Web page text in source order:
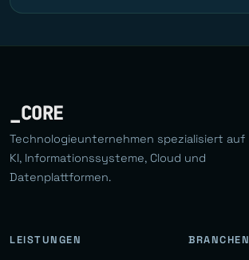
_CORE
Technologieunternehmen spezialisiert auf
KI, Informationssysteme, Cloud und
Datenplattformen.
LEISTUNGEN BRANCHEN